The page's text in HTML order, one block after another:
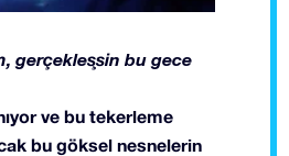
gerçekleşsin bu gece
ve bu tekerleme
bu göksel nesnelerin